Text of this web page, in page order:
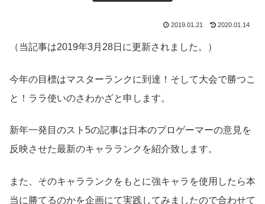
2019.01.21 2020.01.14
（当記事は2019年3月28日に更新されました。）
今年の目標はマスターランクに到達！そして大会で勝つこ
と！ララ使いのさわかざと申します。
新年一発目のスト5の記事は日本のプロゲーマーの意見を
反映させた最新のキャラランクを紹介致します。
また、そのキャラランクをもとに強キャラを使用したら本
当に勝てるのかを企画にて実践してみましたので合わせて